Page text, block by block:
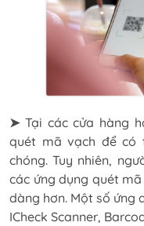
➤ Tại các cửa hàng
quét mã vạch để có
chóng. Tuy nhiên,
các ứng dụng quét
dàng hơn. Một số ứng
ICheck Scanner,